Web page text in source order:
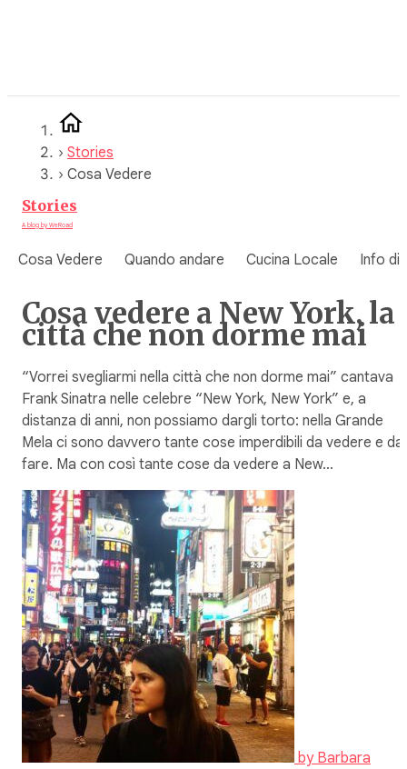
› Stories
› Cosa Vedere
Stories
A blog by WeRoad
Cosa Vedere Quando andare Cucina Locale Info di
Cosa vedere a New York, la
città che non dorme mai
“Vorrei svegliarmi nella città che non dorme mai” cantava
Frank Sinatra nelle celebre “New York, New York” e, a
distanza di anni, non possiamo dargli torto: nella Grande
Mela ci sono davvero tante cose imperdibili da vedere e da
fare. Ma con così tante cose da vedere a New…
by Barbara